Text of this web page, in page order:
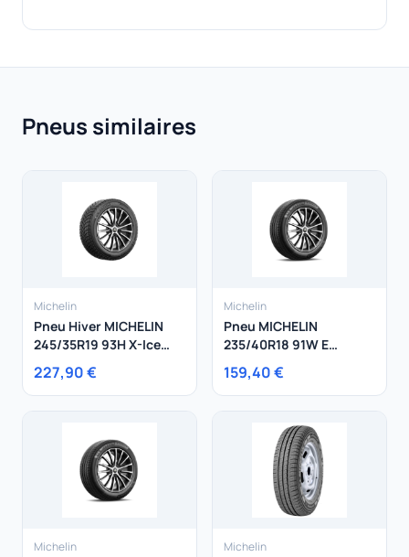
Pneus similaires
Michelin
Pneu Hiver MICHELIN
245/35R19 93H X-Ice
Snow XL
227,90 €
Michelin
Pneu MICHELIN
235/40R18 91W E
Primacy
159,40 €
Michelin Michelin